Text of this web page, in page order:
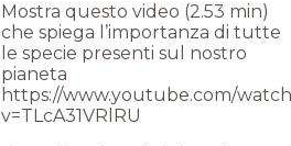
Mostra questo video (2.53 min)
che spiega l’importanza di tutte
le specie presenti sul nostro
pianeta
https://www.youtube.com/
v=TLcA31VRlRU